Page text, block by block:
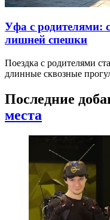
Уфа с родителями:
лишней спешки
Поездка с родителями
длинные сквозные
Последние
места